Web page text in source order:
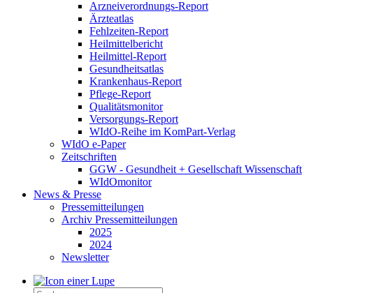
Arzneiverordnungs-Report
Ärzteatlas
Fehlzeiten-Report
Heilmittelbericht
Heilmittel-Report
Gesundheitsatlas
Krankenhaus-Report
Pflege-Report
Qualitätsmonitor
Versorgungs-Report
WIdO-Reihe im KomPart-Verlag
WIdO e-Paper
Zeitschriften
GGW - Gesundheit + Gesellschaft Wissenschaft
WIdOmonitor
News & Presse
Pressemitteilungen
Archiv Pressemitteilungen
2025
2024
Newsletter